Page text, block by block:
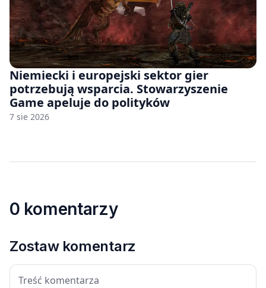
Niemiecki i europejski sektor gier
potrzebują wsparcia. Stowarzyszenie
Game apeluje do polityków
7 sie 2026
0 komentarzy
Zostaw komentarz